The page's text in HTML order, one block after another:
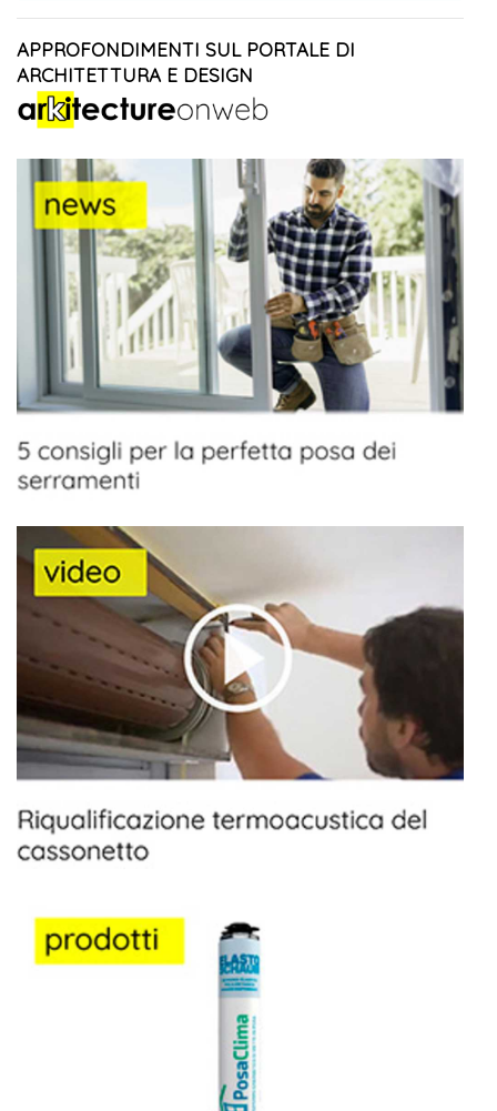
APPROFONDIMENTI SUL PORTALE DI
ARCHITETTURA E DESIGN